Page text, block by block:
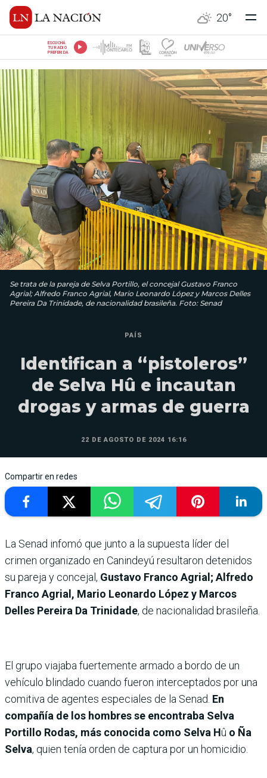
20°
ESCUCHÁ
TU RADIO
PREFERIDA
Se trata de la pareja de Selva Portillo, el concejal Gustavo Franco
Agrial; Alfredo Franco Agrial, Mario Leonardo López y Marcos Delles
Pereira Da Trinidade, de nacionalidad brasileña. Foto: Senad
PAÍS
Identifican a “pistoleros”
de Selva Hû e incautan
drogas y armas de guerra
22 DE AGOSTO DE 2024 16:16
Compartir en redes
La Senad infomó que junto a la supuesta líder del
crimen organizado en Canindeyú resultaron detenidos
su pareja y concejal, Gustavo Franco Agrial; Alfredo
Franco Agrial, Mario Leonardo López y Marcos
Delles Pereira Da Trinidade, de nacionalidad brasileña.
El grupo viajaba fuertemente armado a bordo de un
vehículo blindado cuando fueron interceptados por una
comitiva de agentes especiales de la Senad. En
compañía de los hombres se encontraba Selva
Portillo Rodas, más conocida como Selva Hû o Ña
Selva, quien tenía orden de captura por un homicidio.